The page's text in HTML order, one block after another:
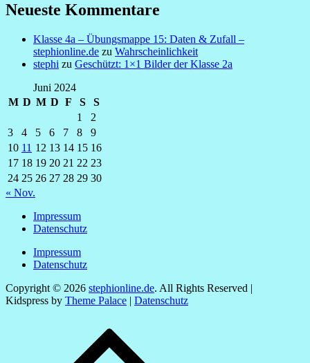
Neueste Kommentare
Klasse 4a – Übungsmappe 15: Daten & Zufall –
stephionline.de zu Wahrscheinlichkeit
stephi zu Geschützt: 1×1 Bilder der Klasse 2a
Juni 2024
M D M D F S
S
1
2
3
4 5 6 7 8
9
10 11 12 13 14 15 16
17 18 19 20 21 22 23
24 25 26 27 28 29 30
« Nov.
Impressum
Datenschutz
Impressum
Datenschutz
Copyright © 2026 stephionline.de. All Rights Reserved |
Kidspress by Theme Palace | Datenschutz